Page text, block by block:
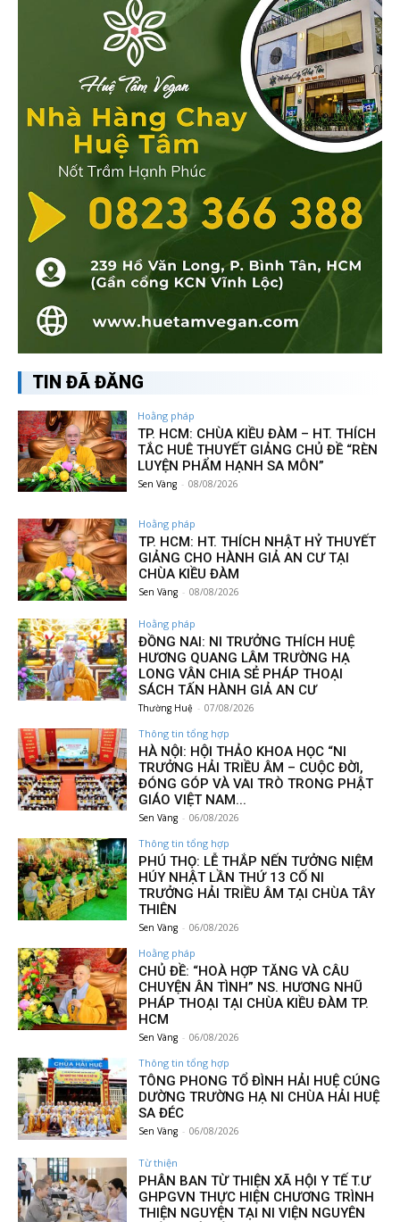
TIN ĐÃ ĐĂNG
Hoằng pháp
TP. HCM: CHÙA KIỀU ĐÀM – HT. THÍCH
TẮC HUÊ THUYẾT GIẢNG CHỦ ĐỀ “RÈN
LUYỆN PHẨM HẠNH SA MÔN”
Sen Vàng - 08/08/2026
Hoằng pháp
TP. HCM: HT. THÍCH NHẬT HỶ THUYẾT
GIẢNG CHO HÀNH GIẢ AN CƯ TẠI
CHÙA KIỀU ĐÀM
Sen Vàng - 08/08/2026
Hoằng pháp
ĐỒNG NAI: NI TRƯỞNG THÍCH HUỆ
HƯƠNG QUANG LÂM TRƯỜNG HẠ
LONG VÂN CHIA SẺ PHÁP THOẠI
SÁCH TẤN HÀNH GIẢ AN CƯ
Thường Huệ - 07/08/2026
Thông tin tổng hợp
HÀ NỘI: HỘI THẢO KHOA HỌC “NI
TRƯỞNG HẢI TRIỀU ÂM – CUỘC ĐỜI,
ĐÓNG GÓP VÀ VAI TRÒ TRONG PHẬT
GIÁO VIỆT NAM...
Sen Vàng - 06/08/2026
Thông tin tổng hợp
PHÚ THỌ: LỄ THẮP NẾN TƯỞNG NIỆM
HÚY NHẬT LẦN THỨ 13 CỐ NI
TRƯỞNG HẢI TRIỀU ÂM TẠI CHÙA TÂY
THIÊN
Sen Vàng - 06/08/2026
Hoằng pháp
CHỦ ĐỀ: “HOÀ HỢP TĂNG VÀ CÂU
CHUYỆN ÂN TÌNH” NS. HƯƠNG NHŨ
PHÁP THOẠI TẠI CHÙA KIỀU ĐÀM TP.
HCM
Sen Vàng - 06/08/2026
Thông tin tổng hợp
TÔNG PHONG TỔ ĐÌNH HẢI HUỆ CÚNG
DƯỜNG TRƯỜNG HẠ NI CHÙA HẢI HUỆ
SA ĐÉC
Sen Vàng - 06/08/2026
Từ thiện
PHÂN BAN TỪ THIỆN XÃ HỘI Y TẾ T.Ư
GHPGVN THỰC HIỆN CHƯƠNG TRÌNH
THIỆN NGUYỆN TẠI NI VIỆN NGUYÊN